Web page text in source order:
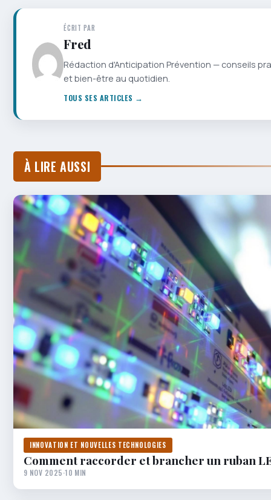
ÉCRIT PAR
Fred
Rédaction d'Anticipation Prévention — conseils
et bien-être au quotidien.
TOUS SES ARTICLES →
À LIRE AUSSI
INNOVATION ET NOUVELLES TECHNOLOGIES
Comment raccorder et brancher un ruban
9 NOV 2025·10 MIN